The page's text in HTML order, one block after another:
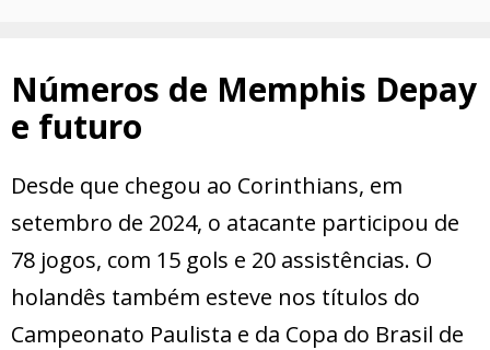
Números de Memphis Depay
e futuro
Desde que chegou ao Corinthians, em
setembro de 2024, o atacante participou de
78 jogos, com 15 gols e 20 assistências. O
holandês também esteve nos títulos do
Campeonato Paulista e da Copa do Brasil de